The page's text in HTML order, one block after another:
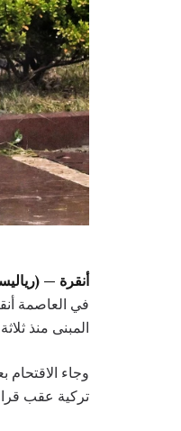
أنقرة —
في العاصمة
المبنى منذ
وجاء الاقتحام
تركية عقب